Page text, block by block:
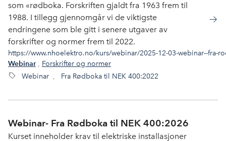
som «rødboka. Forskriften gjaldt fra 1963 frem til
1988. I tillegg gjennomgår vi de viktigste
endringene som ble gitt i senere utgaver av
forskrifter og normer frem til 2022.
https://www.nhoelektro.no/kurs/webinar/2025-12-03-webinar--fra-
Webinar , Forskrifter og normer
Webinar , Fra Rødboka til NEK 400:2022
Webinar- Fra Rødboka til NEK 400:2026
Kurset inneholder krav til elektriske installasjoner